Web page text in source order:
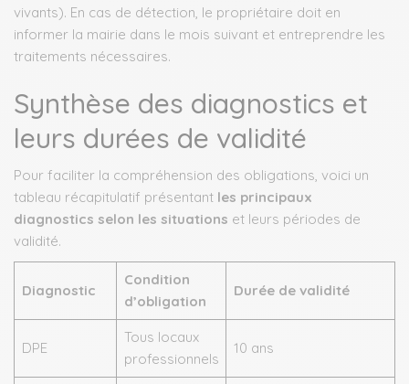
vivants). En cas de détection, le propriétaire doit en
informer la mairie dans le mois suivant et entreprendre les
traitements nécessaires.
Synthèse des diagnostics et
leurs durées de validité
Pour faciliter la compréhension des obligations, voici un
tableau récapitulatif présentant les principaux
diagnostics selon les situations et leurs périodes de
validité.
Diagnostic
Condition
d’obligation
Durée de validité
DPE
Tous locaux
professionnels
10 ans